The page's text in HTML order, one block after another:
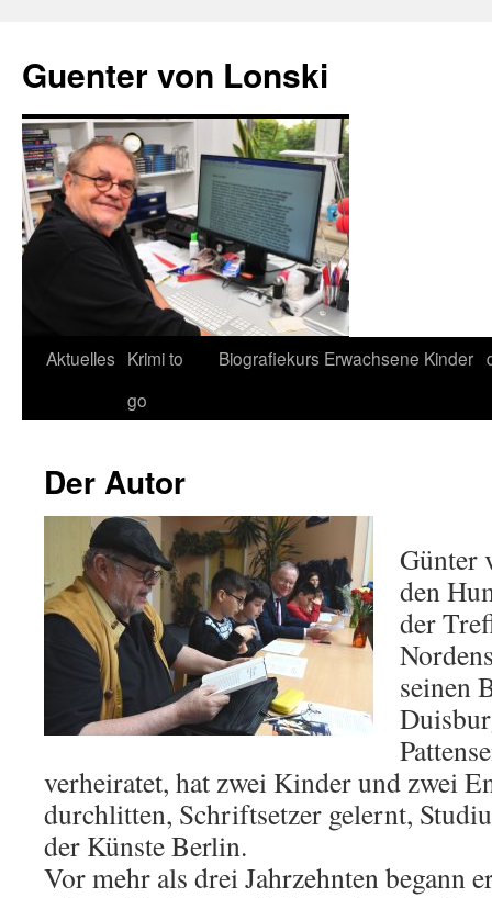
springen
Guenter von Lonski
Aktuelles Krimi to
go
Biografiekurs Erwachsene Kinder
Der Autor
Günter
den
der
seinen
verheiratet, hat zwei Kinder und zwei
durchlitten, Schriftsetzer gelernt,
der Künste Berlin.
Vor mehr als drei Jahrzehnten begann